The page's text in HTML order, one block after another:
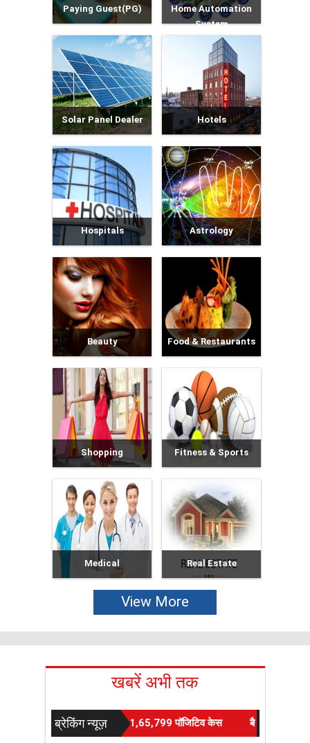
Paying Guest(PG)
Home Automation
System
Solar Panel Dealer Hotels
Hospitals Astrology
Beauty Food & Restaurants
Shopping Fitness & Sports
Medical Real Estate
View More
खबरें अभी तक
ब्रेकिंग न्यूज़
7466 नए मामले, अब तक 1,65,799 पॉजिटिव केस बैन के बाद 'रोया'